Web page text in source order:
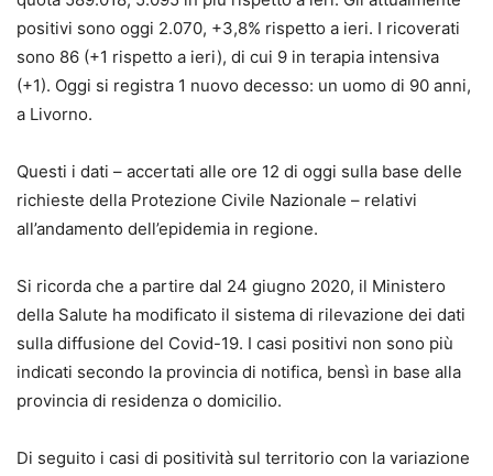
positivi sono oggi 2.070, +3,8% rispetto a ieri. I ricoverati
sono 86 (+1 rispetto a ieri), di cui 9 in terapia intensiva
(+1). Oggi si registra 1 nuovo decesso: un uomo di 90 anni,
a Livorno.
Questi i dati – accertati alle ore 12 di oggi sulla base delle
richieste della Protezione Civile Nazionale – relativi
all’andamento dell’epidemia in regione.
Si ricorda che a partire dal 24 giugno 2020, il Ministero
della Salute ha modificato il sistema di rilevazione dei dati
sulla diffusione del Covid-19. I casi positivi non sono più
indicati secondo la provincia di notifica, bensì in base alla
provincia di residenza o domicilio.
Di seguito i casi di positività sul territorio con la variazione